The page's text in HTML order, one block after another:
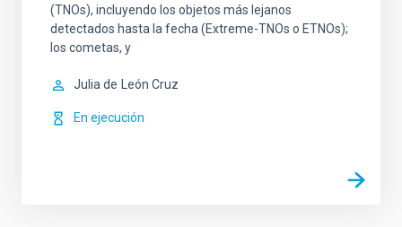
(TNOs), incluyendo los objetos más lejanos
detectados hasta la fecha (Extreme-TNOs o ETNOs);
los cometas, y
Julia de León Cruz
En ejecución